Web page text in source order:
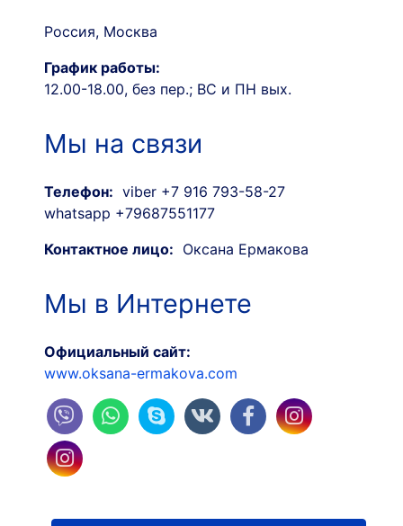
Россия, Москва
График работы:
12.00-18.00, без пер.; ВС и ПН вых.
Мы на связи
Телефон: viber +7 916 793-58-27
whatsapp +79687551177
Контактное лицо: Оксана Ермакова
Мы в Интернете
Официальный сайт:
www.oksana-ermakova.com